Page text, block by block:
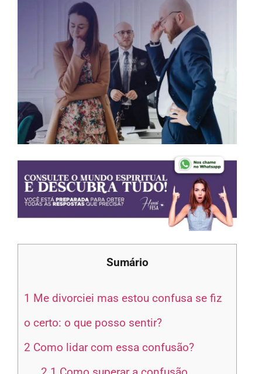
Sumário
1 Me divorciei mas estou confusa se fiz
o certo: o que posso sentir?
2 Como lidar com essa confusão?